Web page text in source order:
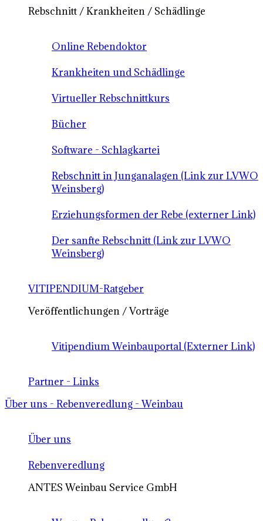
Rebschnitt / Krankheiten / Schädlinge
Online Rebendoktor
Krankheiten und Schädlinge
Virtueller Rebschnittkurs
Bücher
Software - Schlagkartei
Rebschnitt in Junganalagen (Link zur LVWO
Weinsberg)
Erziehungsformen der Rebe (externer Link)
Der sanfte Rebschnitt (Link zur LVWO
Weinsberg)
VITIPENDIUM-Ratgeber
Veröffentlichungen / Vorträge
Vitipendium Weinbauportal (Externer Link)
Partner - Links
Über uns - Rebenveredlung - Weinbau
Über uns
Rebenveredlung
ANTES Weinbau Service GmbH